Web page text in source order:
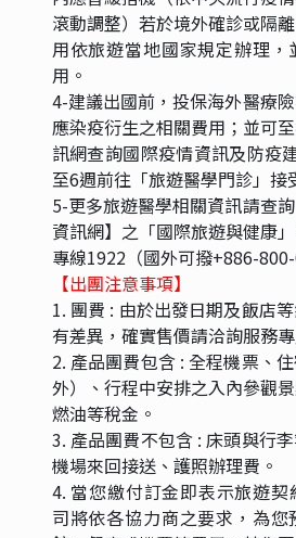
滾動調整）若於境外確診或隔
用依旅遊當地國家規定辦理，
用。
4-建議出國前，投保海外醫療
應染疫衍生之相關費用；並可
訊網查詢國際疫情資訊及防疫
至6週前往「旅遊醫學門診」接
5-更多旅遊醫學相關資訊請查
資訊網】之「國際旅遊與健康
專線1922（國外可撥+886-
【出團注意事項】
1. 團費 : 由於出發日期及飯店
有差異，確實售價請洽詢服務
2. 產品團費包含 : 全程機票、
外）、行程中安排之入內參觀
燃油等稅金。
3. 產品團費不包含 : 床頭與行
機場來回接送、護照辦理費。
4. 當您繳付訂金即表示旅遊
司將依各協力商之要求，為您